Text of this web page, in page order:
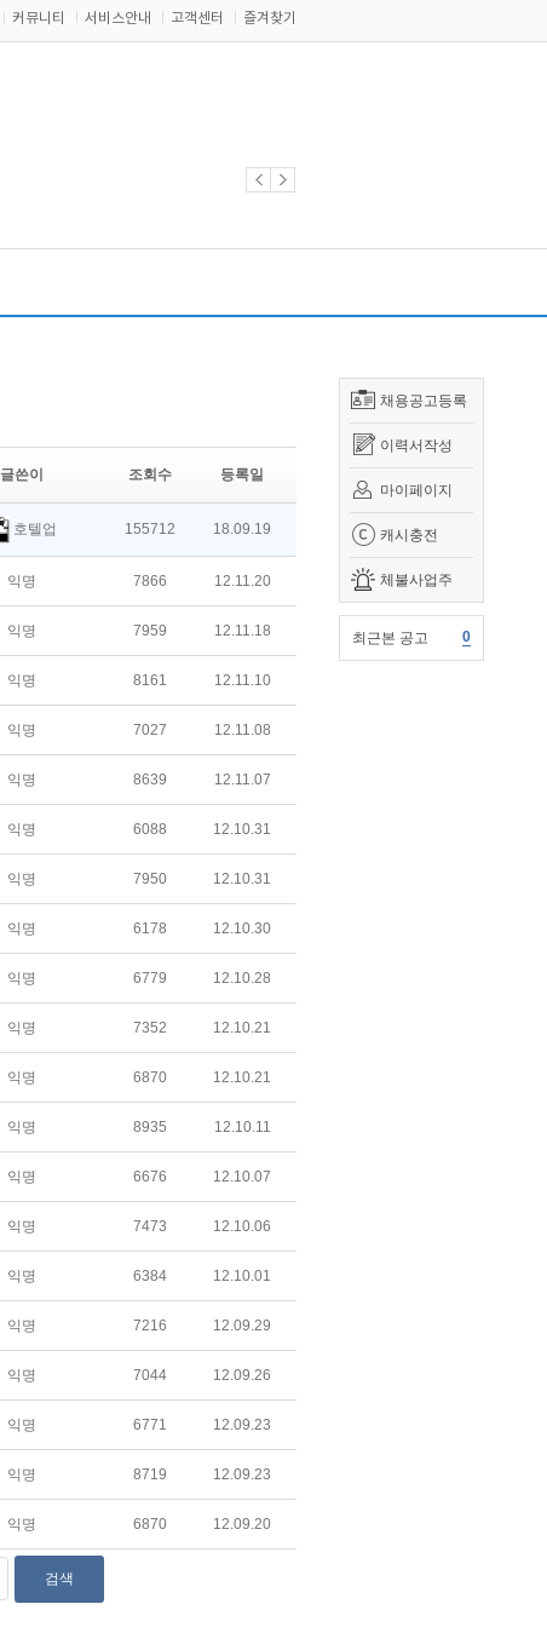
커뮤니티 서비스안내 고객센터 즐겨찾기
채용공고등록
이력서작성
마이페이지
캐시충전
체불사업주
최근본 공고 0
글쓴이 조회수 등록일
호텔업 155712 18.09.19
익명 7866 12.11.20
익명 7959 12.11.18
익명 8161 12.11.10
익명 7027 12.11.08
익명 8639 12.11.07
익명 6088 12.10.31
익명 7950 12.10.31
익명 6178 12.10.30
익명 6779 12.10.28
익명 7352 12.10.21
익명 6870 12.10.21
익명 8935 12.10.11
익명 6676 12.10.07
익명 7473 12.10.06
익명 6384 12.10.01
익명 7216 12.09.29
익명 7044 12.09.26
익명 6771 12.09.23
익명 8719 12.09.23
익명 6870 12.09.20